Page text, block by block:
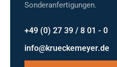
Sonderanfertigungen.
+49 (0) 27 39 / 8 01 - 0
info@krueckemeyer.de